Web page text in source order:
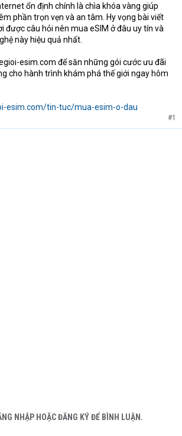
ổn định chính là chìa khóa vàng giúp
phần trọn vẹn và an tâm. Hy vọng bài viết
được câu hỏi nên mua eSIM ở đâu uy tín và
này hiệu quả nhất.
esim.com để săn những gói cước ưu đãi
cho hành trình khám phá thế giới ngay hôm
esim.com/tin-tuc/mua-esim-o-dau
#1
NHẬP HOẶC ĐĂNG KÝ ĐỂ BÌNH LUẬN.